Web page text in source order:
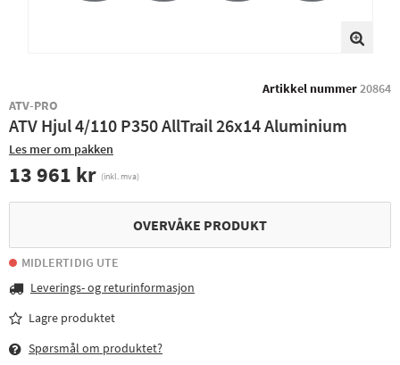
Artikkel nummer20864
ATV-PRO
ATV Hjul 4/110 P350 AllTrail 26x14 Aluminium
Les mer om pakken
13 961 kr (inkl. mva)
OVERVÅKE PRODUKT
MIDLERTIDIG UTE
Leverings- og returinformasjon
Lagre produktet
Spørsmål om produktet?